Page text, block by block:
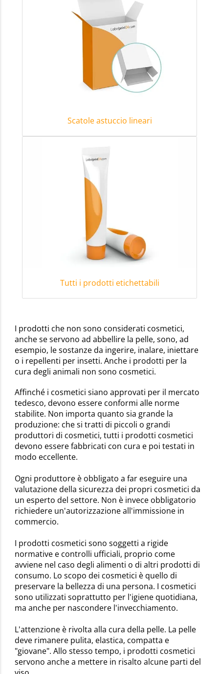
Scatole astuccio lineari
Tutti i prodotti etichettabili
I prodotti che non sono considerati cosmetici,
anche se servono ad abbellire la pelle, sono, ad
esempio, le sostanze da ingerire, inalare, iniettare
o i repellenti per insetti. Anche i prodotti per la
cura degli animali non sono cosmetici.
Affinché i cosmetici siano approvati per il mercato
tedesco, devono essere conformi alle norme
stabilite. Non importa quanto sia grande la
produzione: che si tratti di piccoli o grandi
produttori di cosmetici, tutti i prodotti cosmetici
devono essere fabbricati con cura e poi testati in
modo eccellente.
Ogni produttore è obbligato a far eseguire una
valutazione della sicurezza dei propri cosmetici da
un esperto del settore. Non è invece obbligatorio
richiedere un'autorizzazione all'immissione in
commercio.
I prodotti cosmetici sono soggetti a rigide
normative e controlli ufficiali, proprio come
avviene nel caso degli alimenti o di altri prodotti di
consumo. Lo scopo dei cosmetici è quello di
preservare la bellezza di una persona. I cosmetici
sono utilizzati soprattutto per l'igiene quotidiana,
ma anche per nascondere l'invecchiamento.
L'attenzione è rivolta alla cura della pelle. La pelle
deve rimanere pulita, elastica, compatta e
"giovane". Allo stesso tempo, i prodotti cosmetici
servono anche a mettere in risalto alcune parti del